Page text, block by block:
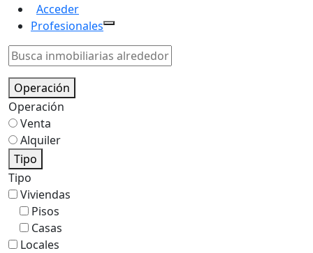
Acceder
Profesionales
Operación
Operación
Venta
Alquiler
Tipo
Tipo
Viviendas
Pisos
Casas
Locales